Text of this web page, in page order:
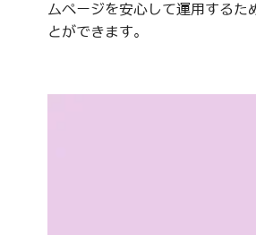
ムページを安心して運用するた
とができます。